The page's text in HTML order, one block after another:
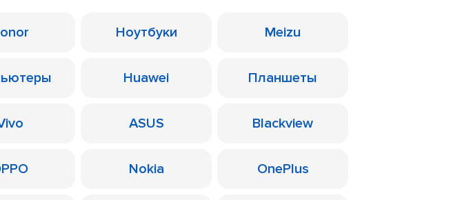
Ноутбуки Meizu
Huawei Планшеты
ASUS Blackview
Nokia OnePlus